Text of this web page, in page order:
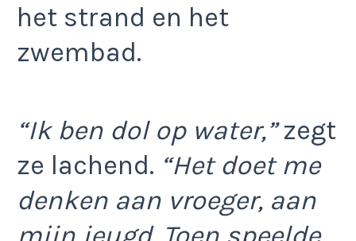
het strand en het
zwembad.
“Ik ben dol op water,”zegt
ze lachend. “Het doet me
denken aan vroeger, aan